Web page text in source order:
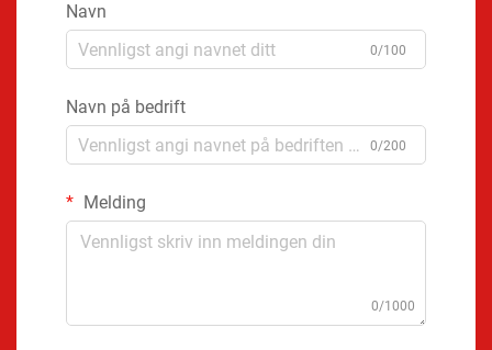
Navn
0/100
Navn på bedrift
0/200
Melding
0/1000